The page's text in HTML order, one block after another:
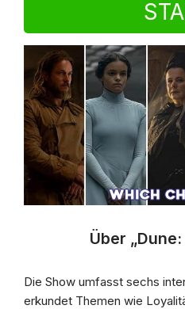
Über
Die Show umfasst sechs
erkundet Themen wie